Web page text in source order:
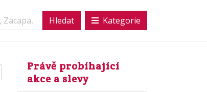
Kategorie
Právě probíhající
akce a slevy